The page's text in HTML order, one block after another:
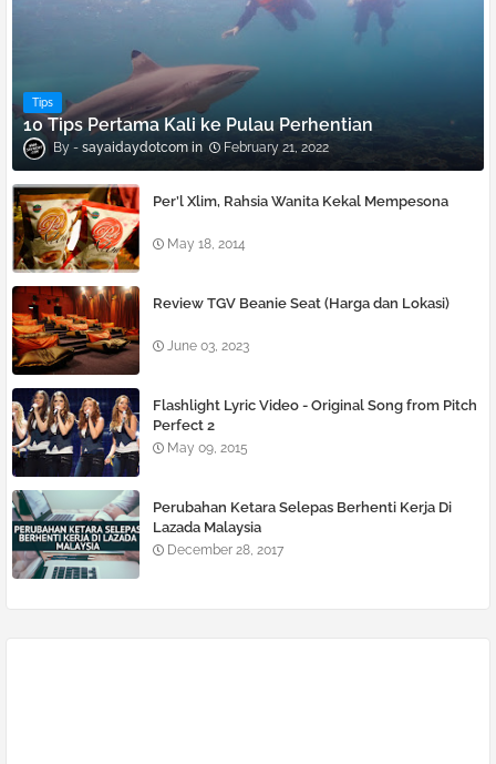
Tips
10 Tips Pertama Kali ke Pulau Perhentian
sayaidaydotcom February 21, 2022
Per’l Xlim, Rahsia Wanita Kekal Mempesona
May 18, 2014
Review TGV Beanie Seat (Harga dan Lokasi)
June 03, 2023
Flashlight Lyric Video - Original Song from Pitch
Perfect 2
May 09, 2015
Perubahan Ketara Selepas Berhenti Kerja Di
Lazada Malaysia
December 28, 2017